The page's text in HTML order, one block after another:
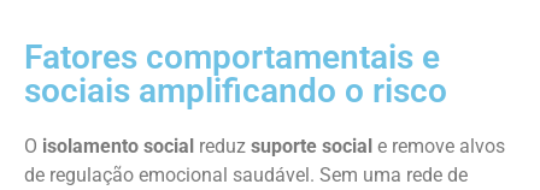
Fatores comportamentais e
sociais amplificando o risco
O isolamento social reduz suporte social e remove alvos
de regulação emocional saudável. Sem uma rede de